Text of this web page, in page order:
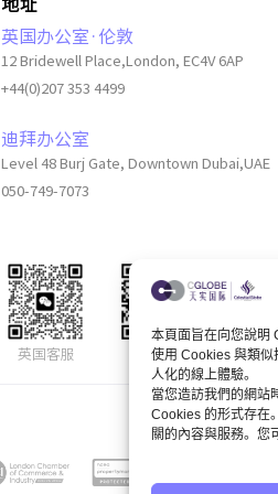
本頁面旨在向您說明
使用 Cookies 與類似
人化的線上體驗。
當您造訪我們的網站
Cookies 的形式存在
關的內容與服務。您
英国办公室·伦敦
12 Bridewell Place,London, EC4V 6AP
+44(0)207 353 4499
迪拜办公室
Level 48 Burj Gate, Downtown Dubai,UAE
050-749-7073
英国客服 公众号 国内